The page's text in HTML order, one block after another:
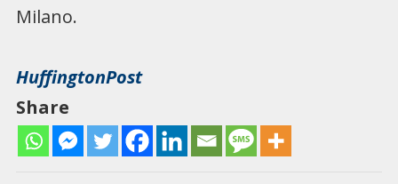
Milano.
HuffingtonPost
Share